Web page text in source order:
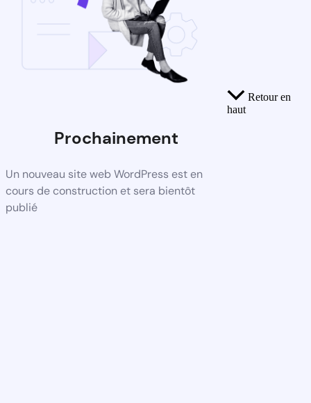
Prochainement
Un nouveau site web WordPress est en
cours de construction et sera bientôt
publié
Retour en
haut